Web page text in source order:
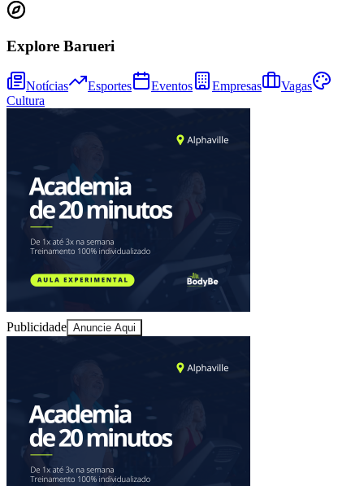
Explore Barueri
Notícias Esportes Eventos Empresas
Vagas
Cultura
Publicidade Anuncie Aqui